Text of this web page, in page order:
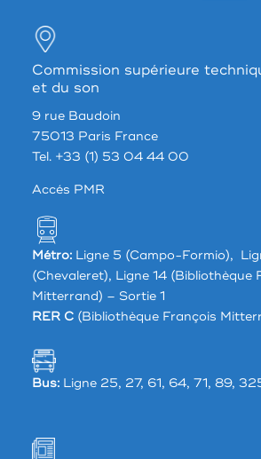
Commission supérieure
et du son
9 rue Baudoin
75013 Paris France
Tel. +33 (1) 53 04 44 00
Accés PMR
Métro:Ligne 5 (Campo-Formio),
(Chevaleret), Ligne 14 (Bibliothèque
Mitterrand) – Sortie 1
RER C(Bibliothèque François
Bus:Ligne 25, 27, 61, 64, 71, 89,